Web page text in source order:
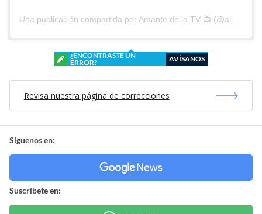
¿ENCONTRASTE UN
ERROR?
AVÍSANOS
Revisa nuestra página de correcciones
Síguenos en:
Suscríbete en: